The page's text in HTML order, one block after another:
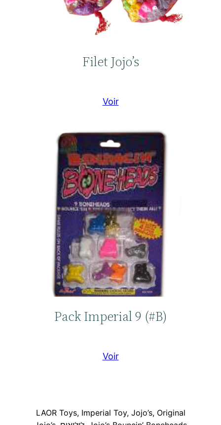
Filet Jojo’s
Voir
Pack Imperial 9 (#B)
Voir
LAOR Toys, Imperial Toy, Jojo’s, Original